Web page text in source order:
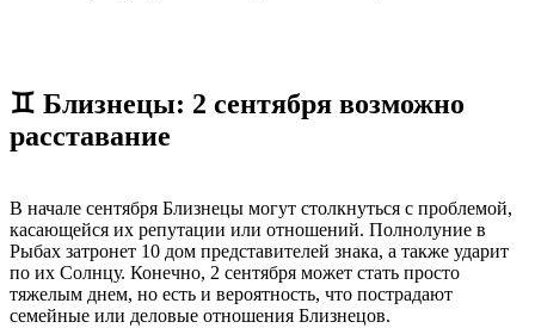
♊ Близнецы: 2 сентября возможно
расставание
В начале сентября Близнецы могут столкнуться с проблемой,
касающейся их репутации или отношений. Полнолуние в
Рыбах затронет 10 дом представителей знака, а также ударит
по их Солнцу. Конечно, 2 сентября может стать просто
тяжелым днем, но есть и вероятность, что пострадают
семейные или деловые отношения Близнецов.